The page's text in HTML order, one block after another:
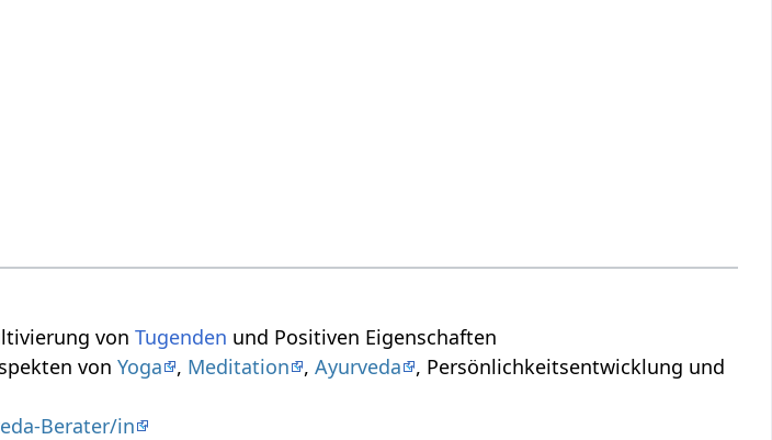
vonTugenden und Positiven Eigenschaften
vonYoga , Meditation ,Ayurveda
, Persönlichkeitsentwicklung und
Berater/in